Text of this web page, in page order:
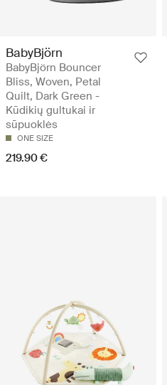
BabyBjörn
BabyBjörn Bouncer
Bliss, Woven, Petal
Quilt, Dark Green -
Kūdikių gultukai ir
sūpuoklės
ONE SIZE
219.90 €